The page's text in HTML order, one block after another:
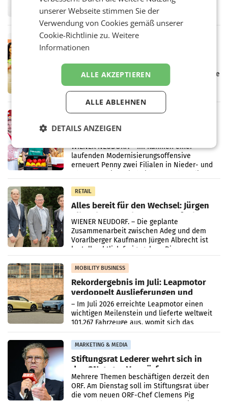
Fernsehkonzern ProSiebenSat.1 hat im
Frühjahr dank Kostensenkungen operativ
wieder Gewinn gemacht und die
Markterwartung deutlich übertroffen.
RETAIL
Eine Bühne für Zirkularität: ARA und
Müller informieren am POS über
Kreislauffähigkeit
Über den gesamten August hinweg rücken die
Altstoff Recycling Austria AG (ARA) und der
Handelskonzern Müller die Initiative
„Kreislauf-Helden“ in allen österreichischen
RETAIL
Penny modernisiert zwei Filialen in
WIENER NEUDORF. – Im Rahmen einer
laufenden Modernisierungsoffensive
erneuert Penny zwei Filialen in Nieder- und
RETAIL
Alles bereit für den Wechsel: Jürgen
Albrecht setzt ab 1.1.2027 auf Adeg
WIENER NEUDORF. – Die geplante
Zusammenarbeit zwischen Adeg und dem
Vorarlberger Kaufmann Jürgen Albrecht ist
kartellrechtlich freigegeben: Die
Bundeswettbewerbsbehörde und der
Bundeskartellanwalt
MOBILITY BUSINESS
Rekordergebnis im Juli: Leapmotor
verdoppelt Auslieferungen und
überschreitet die 100.000er-Marke
– Im Juli 2026 erreichte Leapmotor einen
wichtigen Meilenstein und lieferte weltweit
101.267 Fahrzeuge aus, womit sich das
Ergebnis gegenüber Juli 2025 mehr als
verdoppelte (+102
MARKETING & MEDIA
Stiftungsrat Lederer wehrt sich in
den SN gegen Vorwürfe
Mehrere Themen beschäftigen derzeit den
ORF. Am Dienstag soll im Stiftungsrat über
die vom neuen ORF-Chef Clemens Pig
unserer Webseite stimmen Sie der
Verwendung von Cookies gemäß unserer
Cookie-Richtlinie zu.Weitere
Informationen
ALLE AKZEPTIEREN
ALLE ABLEHNEN
DETAILS ANZEIGEN